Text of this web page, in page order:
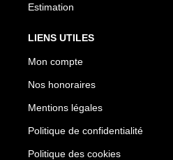
Estimation
LIENS UTILES
Mon compte
Nos honoraires
Mentions légales
Politique de confidentialité
Politique des cookies